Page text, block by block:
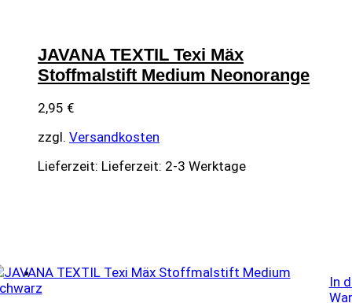
JAVANA TEXTIL Texi Mäx
Stoffmalstift Medium Neonorange
2,95 €
zzgl. Versandkosten
Lieferzeit: Lieferzeit: 2-3 Werktage
In